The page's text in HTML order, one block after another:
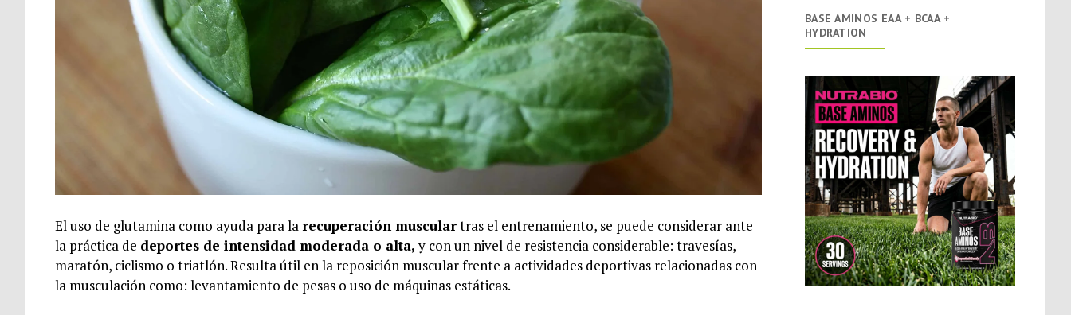
El uso de glutamina como ayuda para la recuperación musculartras el entrenamiento, se puede considerar ante
la práctica de deportes de intensidad moderada o alta,y con un nivel de resistencia considerable: travesías,
maratón, ciclismo o triatlón. Resulta útil en la reposición muscular frente a actividades deportivas relacionadas con
la musculación como: levantamiento de pesas o uso de máquinas estáticas.
BASE AMINOS EAA + BCAA +
HYDRATION